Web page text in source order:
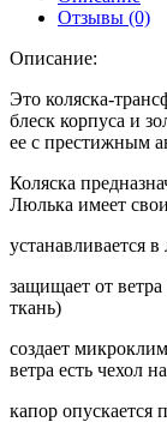
Отзывы (0)
Описание:
Это коляска-
блеск корпуса и
ее с престижным
Коляска
Люлька имеет
устанавливается
защищает от
ткань)
создает
ветра есть чехол
капор опускается